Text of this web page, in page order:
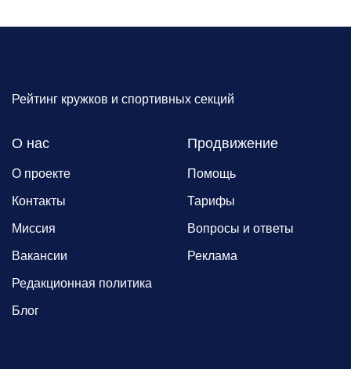
Рейтинг кружков и спортивных секций
О нас
О проекте
Контакты
Миссия
Вакансии
Редакционная политика
Блог
Продвижение
Помощь
Тарифы
Вопросы и ответы
Реклама